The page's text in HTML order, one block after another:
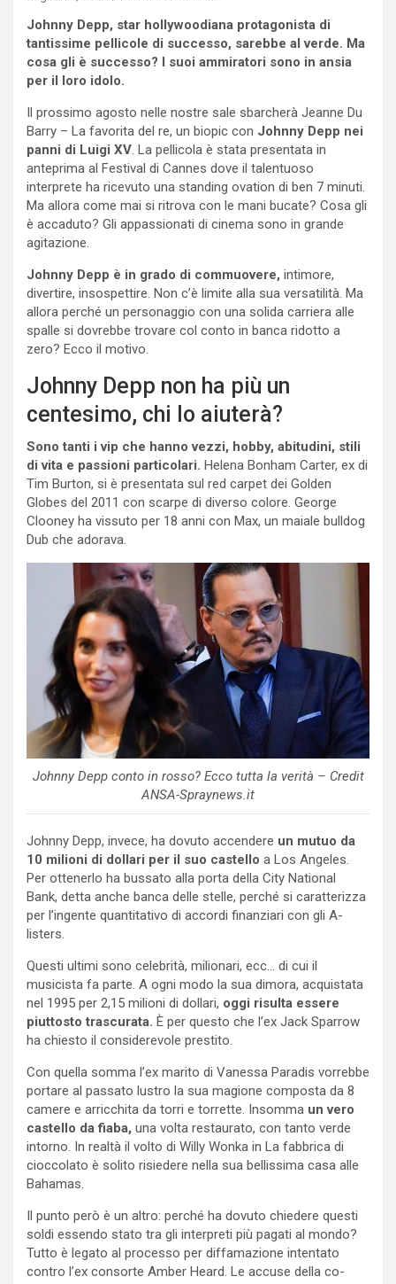
Johnny Depp, star hollywoodiana protagonista di
tantissime pellicole di successo, sarebbe al verde. Ma
cosa gli è successo? I suoi ammiratori sono in ansia
per il loro idolo.
Il prossimo agosto nelle nostre sale sbarcherà Jeanne Du
Barry – La favorita del re, un biopic con Johnny Depp nei
panni di Luigi XV. La pellicola è stata presentata in
anteprima al Festival di Cannes dove il talentuoso
interprete ha ricevuto una standing ovation di ben 7 minuti.
Ma allora come mai si ritrova con le mani bucate? Cosa gli
è accaduto? Gli appassionati di cinema sono in grande
agitazione.
Johnny Depp è in grado di commuovere, intimore,
divertire, insospettire. Non c’è limite alla sua versatilità. Ma
allora perché un personaggio con una solida carriera alle
spalle si dovrebbe trovare col conto in banca ridotto a
zero? Ecco il motivo.
Johnny Depp non ha più un
centesimo, chi lo aiuterà?
Sono tanti i vip che hanno vezzi, hobby, abitudini, stili
di vita e passioni particolari. Helena Bonham Carter, ex di
Tim Burton, si è presentata sul red carpet dei Golden
Globes del 2011 con scarpe di diverso colore. George
Clooney ha vissuto per 18 anni con Max, un maiale bulldog
Dub che adorava.
Johnny Depp conto in rosso? Ecco tutta la verità – Credit
ANSA-Spraynews.it
Johnny Depp, invece, ha dovuto accendere un mutuo da
10 milioni di dollari per il suo castello a Los Angeles.
Per ottenerlo ha bussato alla porta della City National
Bank, detta anche banca delle stelle, perché si caratterizza
per l’ingente quantitativo di accordi finanziari con gli A-
listers.
Questi ultimi sono celebrità, milionari, ecc… di cui il
musicista fa parte. A ogni modo la sua dimora, acquistata
nel 1995 per 2,15 milioni di dollari, oggi risulta essere
piuttosto trascurata. È per questo che l’ex Jack Sparrow
ha chiesto il considerevole prestito.
Con quella somma l’ex marito di Vanessa Paradis vorrebbe
portare al passato lustro la sua magione composta da 8
camere e arricchita da torri e torrette. Insomma un vero
castello da fiaba, una volta restaurato, con tanto verde
intorno. In realtà il volto di Willy Wonka in La fabbrica di
cioccolato è solito risiedere nella sua bellissima casa alle
Bahamas.
Il punto però è un altro: perché ha dovuto chiedere questi
soldi essendo stato tra gli interpreti più pagati al mondo?
Tutto è legato al processo per diffamazione intentato
contro l’ex consorte Amber Heard. Le accuse della co-